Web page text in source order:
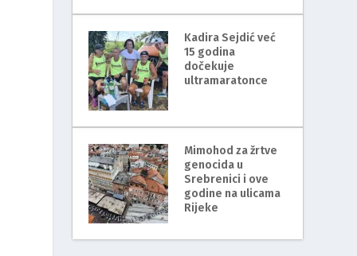
Kadira Sejdić već
15 godina
dočekuje
ultramaratonce
Mimohod za žrtve
genocida u
Srebrenici i ove
godine na ulicama
Rijeke